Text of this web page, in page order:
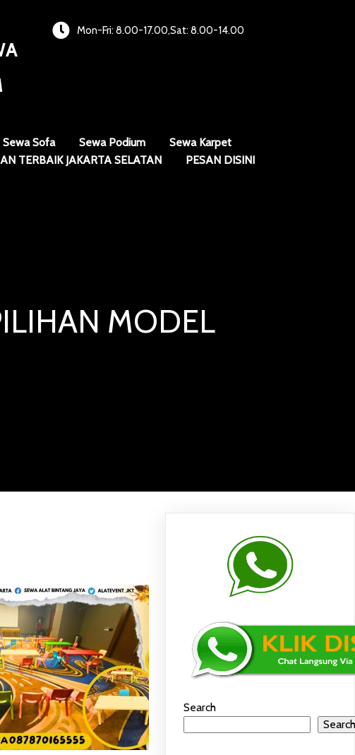
Mon-Fri: 8.00-17.00,Sat: 8.00-14.00
Sewa Sofa Sewa Podium
Sewa Karpet
TERBAIK JAKARTA SELATAN PESAN DISINI
MODEL
Search